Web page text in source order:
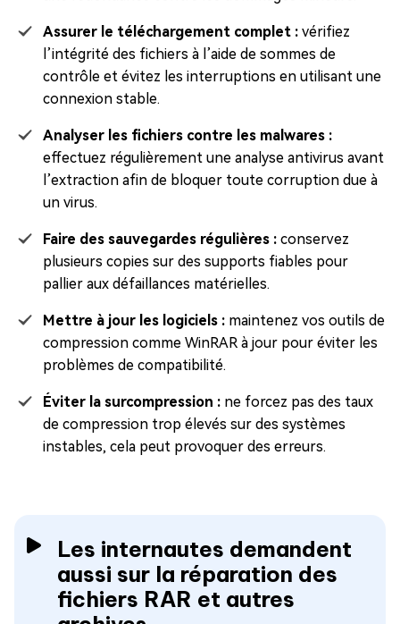
Assurer le téléchargement complet : vérifiez
l’intégrité des fichiers à l’aide de sommes de
contrôle et évitez les interruptions en utilisant une
connexion stable.
Analyser les fichiers contre les malwares :
effectuez régulièrement une analyse antivirus avant
l’extraction afin de bloquer toute corruption due à
un virus.
Faire des sauvegardes régulières : conservez
plusieurs copies sur des supports fiables pour
pallier aux défaillances matérielles.
Mettre à jour les logiciels : maintenez vos outils de
compression comme WinRAR à jour pour éviter les
problèmes de compatibilité.
Éviter la surcompression : ne forcez pas des taux
de compression trop élevés sur des systèmes
instables, cela peut provoquer des erreurs.
Les internautes demandent
aussi sur la réparation des
fichiers RAR et autres